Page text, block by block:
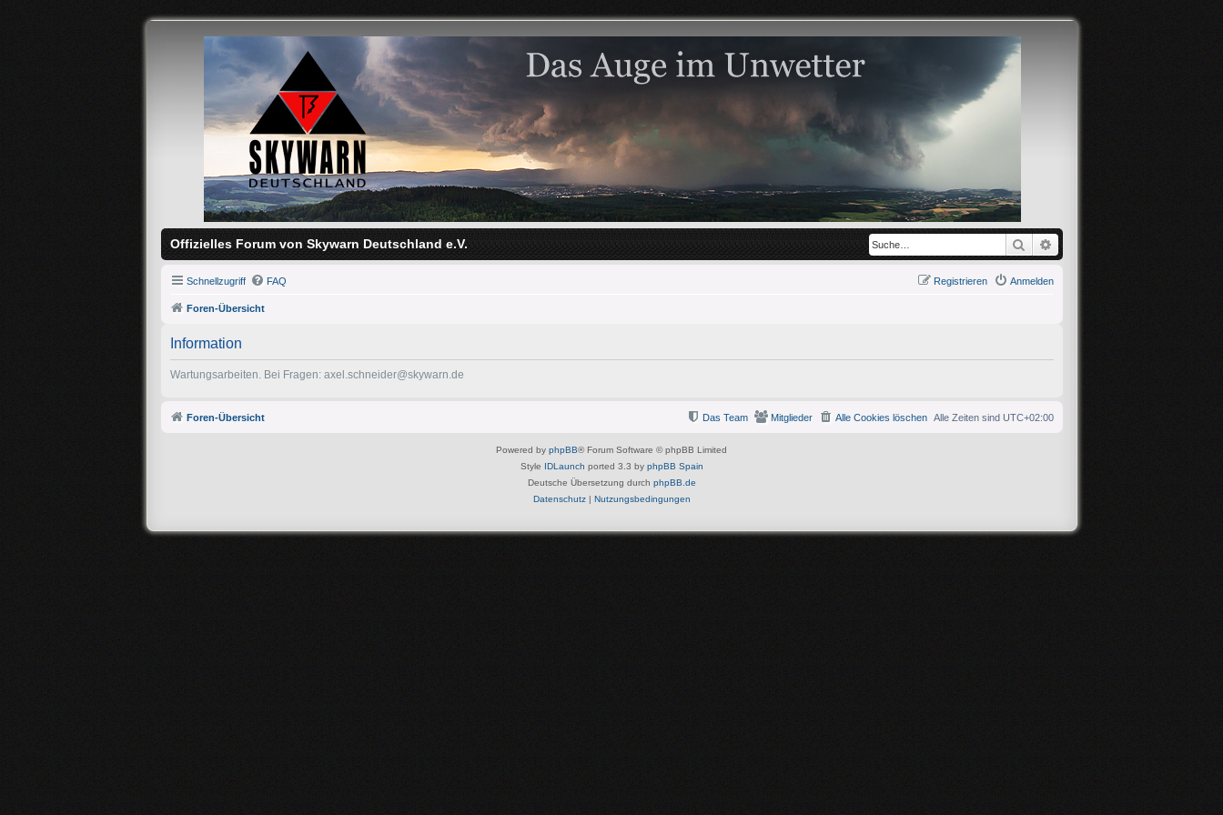
Offizielles Forum von Skywarn Deutschland e.V. Suche
Schnellzugriff FAQ Anmelden
Registrieren
Foren-Übersicht
Information
Wartungsarbeiten. Bei Fragen: axel.schneider@skywarn.de
Foren-Übersicht Alle Zeiten sind UTC+02:00
Alle Cookies löschen
Mitglieder
Das Team
Powered by phpBB® Forum Software © phpBB Limited
Style IDLaunch ported 3.3 by phpBB Spain
Deutsche Übersetzung durch phpBB.de
Datenschutz| Nutzungsbedingungen